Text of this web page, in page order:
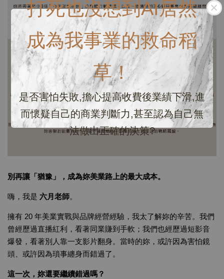
打死也沒想到AI居然
成為我事業的救命稻
草！
是否害怕失敗,擔心提高收費後業績下滑,進
而懷疑自己的商業判斷力,甚至認為自己無
法做出正確的決策?
別再讓「猶豫」，成為妳美業路上的最大成本。
嗨，我是 六月老師。
擁有 20 年美業實戰與品牌經營經驗，我太了解妳的辛苦。我們
曾經歷過直播紅利，看著同業賺到手軟；我們也經歷過短影音
爆發，看著別人靠一支影片翻身。當時的妳，或許因為害怕鏡
頭、或許因為瑣事纏身而錯過了。
這一次，妳還要繼續錯過嗎？